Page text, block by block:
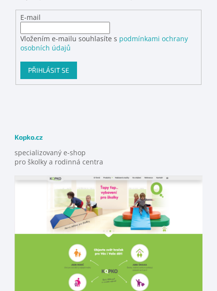
E-mail
Vložením e-mailu souhlasíte s podmínkami ochrany
osobních údajů
PŘIHLÁSIT SE
Kopko.cz
specializovaný e-shop
pro školky a rodinná centra